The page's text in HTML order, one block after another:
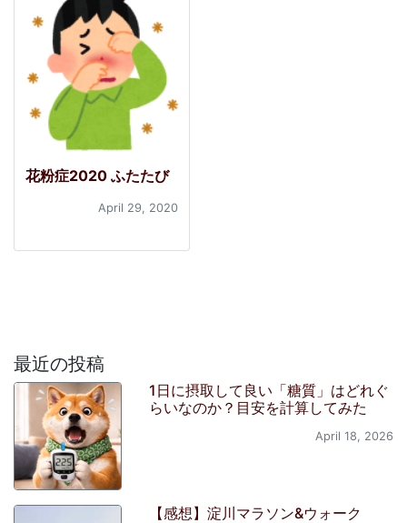
花粉症2020 ふたたび
April 29, 2020
最近の投稿
1日に摂取して良い「糖質」はどれぐ
らいなのか？目安を計算してみた
April 18, 2026
【感想】淀川マラソン&ウォーク